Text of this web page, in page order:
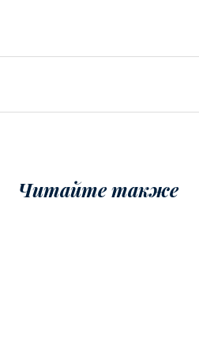
Читайте также